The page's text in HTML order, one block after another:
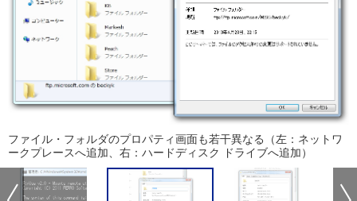
ファイル・フォルダのプロパティ画面も若干異なる（左：ネットワ
ークプレースへ追加、右：ハードディスク ドライブへ追加）